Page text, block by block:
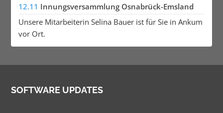
12.11 Innungsversammlung Osnabrück-Emsland
Unsere Mitarbeiterin Selina Bauer ist für Sie in Ankum
vor Ort.
SOFTWARE UPDATES